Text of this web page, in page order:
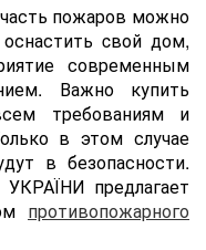
пожаров можно
cвой дом,
современным
Важно купить
требованиям и
в этом случае
в безопасности.
предлагает
противопожарного